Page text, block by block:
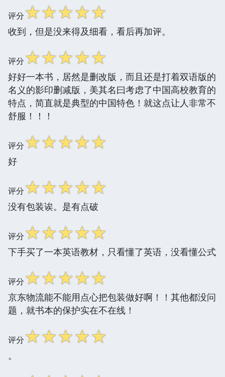
评分☆☆☆☆☆
收到，但是没来得及细看，看后再加评。
评分☆☆☆☆☆
好好一本书，居然是删改版，而且还是打着双语版的
名义的影印删减版，美其名曰考虑了中国高校教育的
特点，简直就是典型的中国特色！就这点让人非常不
舒服！！！
评分☆☆☆☆☆
好
评分☆☆☆☆☆
没有包装诶。是有点破
评分☆☆☆☆☆
下手买了一本英语教材，只看懂了英语，没看懂公式
评分☆☆☆☆☆
京东物流能不能用点心把包装做好啊！！其他都没问
题，就书本的保护实在不在线！
评分☆☆☆☆☆
。